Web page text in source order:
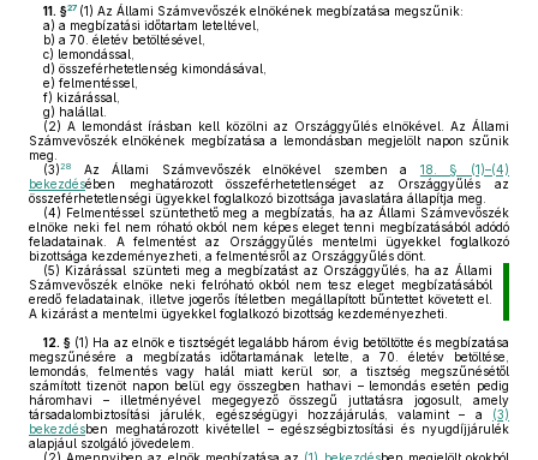
11. §27 (1) Az Állami Számvevőszék elnökének megbízatása megszűnik:
a) a megbízatási időtartam leteltével,
b) a 70. életév betöltésével,
c) lemondással,
d) összeférhetetlenség kimondásával,
e) felmentéssel,
f) kizárással,
g) halállal.
(2) A lemondást írásban kell közölni az Országgyűlés elnökével. Az Állami
Számvevőszék elnökének megbízatása a lemondásban megjelölt napon szűnik
meg.
(3)28 Az Állami Számvevőszék elnökével szemben a 18. § (1)–(4)
bekezdésében meghatározott összeférhetetlenséget az Országgyűlés az
összeférhetetlenségi ügyekkel foglalkozó bizottsága javaslatára állapítja meg.
(4) Felmentéssel szüntethető meg a megbízatás, ha az Állami Számvevőszék
elnöke neki fel nem róható okból nem képes eleget tenni megbízatásából adódó
feladatainak. A felmentést az Országgyűlés mentelmi ügyekkel foglalkozó
bizottsága kezdeményezheti, a felmentésről az Országgyűlés dönt.
(5) Kizárással szünteti meg a megbízatást az Országgyűlés, ha az Állami
Számvevőszék elnöke neki felróható okból nem tesz eleget megbízatásából
eredő feladatainak, illetve jogerős ítéletben megállapított bűntettet követett el.
A kizárást a mentelmi ügyekkel foglalkozó bizottság kezdeményezheti.
12. § (1) Ha az elnök e tisztségét legalább három évig betöltötte és megbízatása
megszűnésére a megbízatás időtartamának letelte, a 70. életév betöltése,
lemondás, felmentés vagy halál miatt kerül sor, a tisztség megszűnésétől
számított tizenöt napon belül egy összegben hathavi – lemondás esetén pedig
háromhavi – illetményével megegyező összegű juttatásra jogosult, amely
társadalombiztosítási járulék, egészségügyi hozzájárulás, valamint – a (3)
bekezdésben meghatározott kivétellel – egészségbiztosítási és nyugdíjjárulék
alapjául szolgáló jövedelem.